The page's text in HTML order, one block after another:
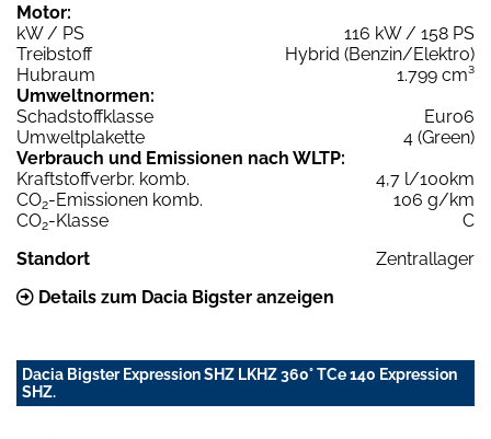
Motor:
kW / PS
116 kW / 158 PS
Treibstoff
Hybrid (Benzin/Elektro)
Hubraum
1.799 cm³
Umweltnormen:
Schadstoffklasse
Euro6
Umweltplakette
4 (Green)
Verbrauch und Emissionen nach WLTP:
Kraftstoffverbr. komb.
4,7 l/100km
CO2-Emissionen komb.
106 g/km
CO2-Klasse
C
Standort
Zentrallager
Details zum Dacia Bigster anzeigen
Dacia Bigster Expression SHZ LKHZ 360° TCe 140 Expression
SHZ.